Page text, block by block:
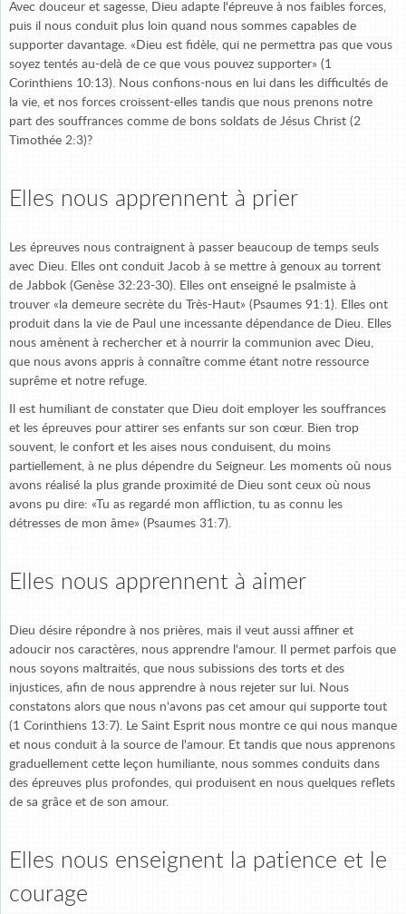
Avec douceur et sagesse, Dieu adapte l'épreuve à nos faibles forces,
puis il nous conduit plus loin quand nous sommes capables de
supporter davantage. «Dieu est fidèle, qui ne permettra pas que vous
soyez tentés au-delà de ce que vous pouvez supporter» (1
Corinthiens 10:13). Nous confions-nous en lui dans les difficultés de
la vie, et nos forces croissent-elles tandis que nous prenons notre
part des souffrances comme de bons soldats de Jésus Christ (2
Timothée 2:3)?
Elles nous apprennent à prier
Les épreuves nous contraignent à passer beaucoup de temps seuls
avec Dieu. Elles ont conduit Jacob à se mettre à genoux au torrent
de Jabbok (Genèse 32:23-30). Elles ont enseigné le psalmiste à
trouver «la demeure secrète du Très-Haut» (Psaumes 91:1). Elles ont
produit dans la vie de Paul une incessante dépendance de Dieu. Elles
nous amènent à rechercher et à nourrir la communion avec Dieu,
que nous avons appris à connaître comme étant notre ressource
suprême et notre refuge.
Il est humiliant de constater que Dieu doit employer les souffrances
et les épreuves pour attirer ses enfants sur son cœur. Bien trop
souvent, le confort et les aises nous conduisent, du moins
partiellement, à ne plus dépendre du Seigneur. Les moments où nous
avons réalisé la plus grande proximité de Dieu sont ceux où nous
avons pu dire: «Tu as regardé mon affliction, tu as connu les
détresses de mon âme» (Psaumes 31:7).
Elles nous apprennent à aimer
Dieu désire répondre à nos prières, mais il veut aussi affiner et
adoucir nos caractères, nous apprendre l'amour. Il permet parfois que
nous soyons maltraités, que nous subissions des torts et des
injustices, afin de nous apprendre à nous rejeter sur lui. Nous
constatons alors que nous n'avons pas cet amour qui supporte tout
(1 Corinthiens 13:7). Le Saint Esprit nous montre ce qui nous manque
et nous conduit à la source de l'amour. Et tandis que nous apprenons
graduellement cette leçon humiliante, nous sommes conduits dans
des épreuves plus profondes, qui produisent en nous quelques reflets
de sa grâce et de son amour.
Elles nous enseignent la patience et le
courage